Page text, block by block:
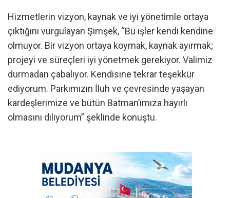
Hizmetlerin vizyon, kaynak ve iyi yönetimle ortaya
çıktığını vurgulayan Şimşek, “Bu işler kendi kendine
olmuyor. Bir vizyon ortaya koymak, kaynak ayırmak;
projeyi ve süreçleri iyi yönetmek gerekiyor. Valimiz
durmadan çabalıyor. Kendisine tekrar teşekkür
ediyorum. Parkımızın İluh ve çevresinde yaşayan
kardeşlerimize ve bütün Batman’ımıza hayırlı
olmasını diliyorum” şeklinde konuştu.